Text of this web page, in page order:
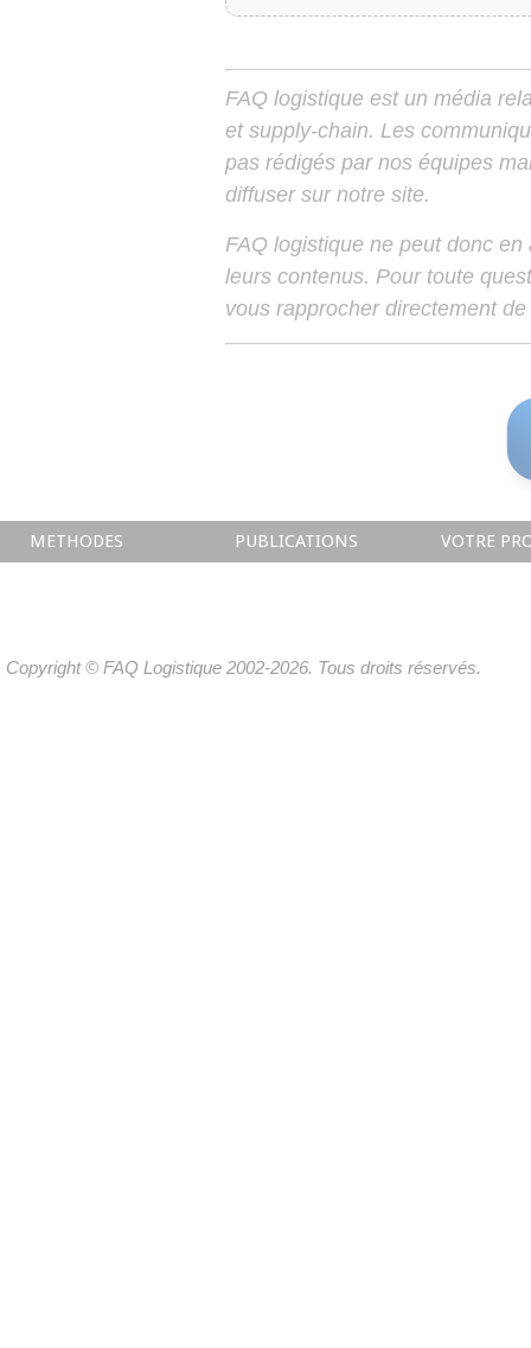
FAQ logistique est un média
et supply-chain. Les
pas rédigés par nos équipes
diffuser sur notre site.
FAQ logistique ne peut donc
leurs contenus. Pour toute
vous rapprocher directement
METHODES PUBLICATIONS VOTRE
Copyright © FAQ Logistique 2002-2026. Tous droits réservés.